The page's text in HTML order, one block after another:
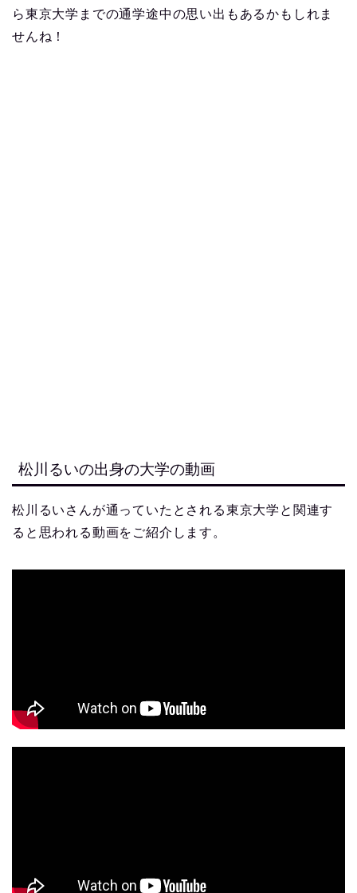
ら東京大学までの通学途中の思い出もあるかもしれま
せんね！
松川るいの出身の大学の動画
松川るいさんが通っていたとされる東京大学と関連す
ると思われる動画をご紹介します。